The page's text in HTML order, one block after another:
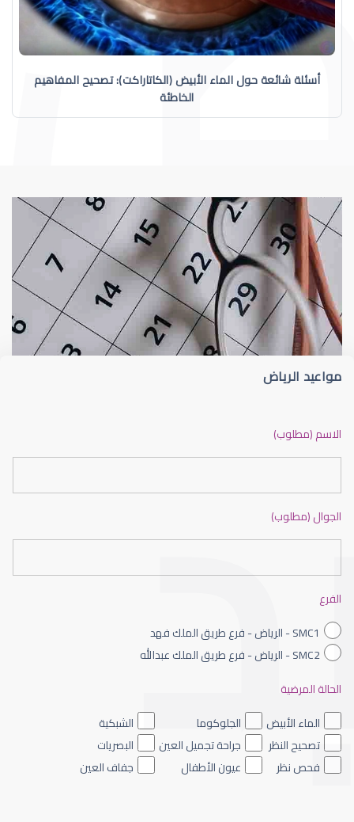
أسئلة شائعة حول الماء الأبيض (الكاتاراكت): تصحيح المفاهيم
الخاطئة
الماء الأبيض الماء الأبيض
الماء الأبيض في العين وعلاجه
الماء الأبيض بالعين
مواعيد الرياض
الاسم (مطلوب)
الجوال (مطلوب)
الفرع
SMC1 - الرياض - فرع طريق الملك فهد
SMC2 - الرياض - فرع طريق الملك عبدالله
الحالة المرضية
الماء الأبيض
الجلوكوما
الشبكية
تصحيح النظر
جراحة تجميل العين
البصريات
فحص نظر
عيون الأطفال جفاف العين